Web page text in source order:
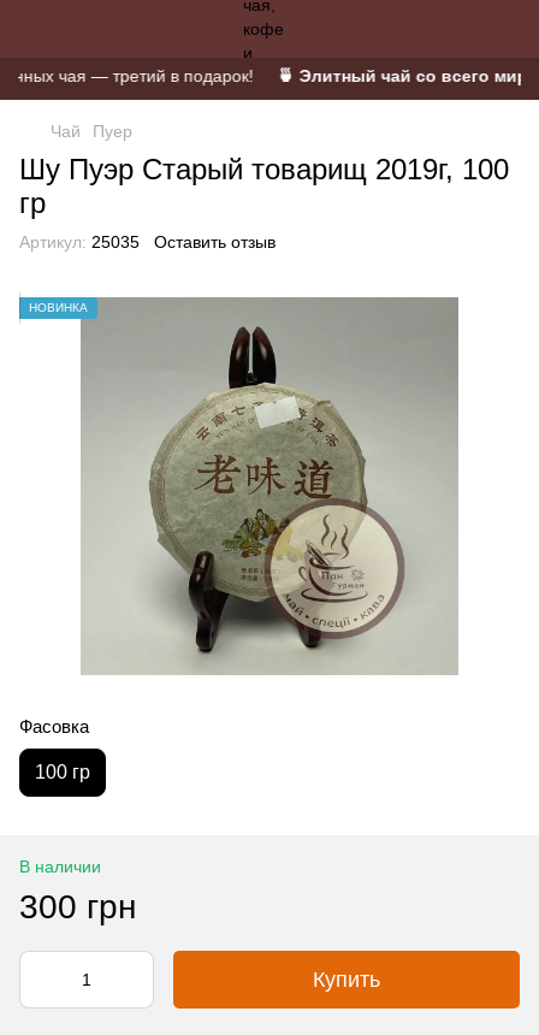
чая — третий в подарок! 🍵 Элитный чай со всего мира
Чай Пуер
Шу Пуэр Старый товарищ 2019г, 100
гр
Артикул: 25035 Оставить отзыв
НОВИНКА
Фасовка
100 гр
В наличии
300 грн
Купить